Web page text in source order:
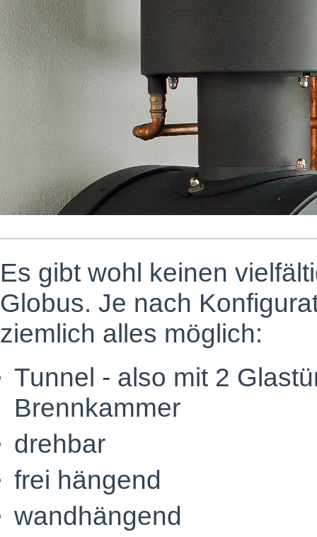
Es gibt wohl keinen
Globus. Je nach
ziemlich alles möglich:
Tunnel - also mit 2
Brennkammer
drehbar
frei hängend
wandhängend